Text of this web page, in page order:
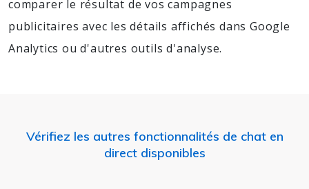
comparer le résultat de vos campagnes
publicitaires avec les détails affichés dans Google
Analytics ou d'autres outils d'analyse.
Vérifiez les autres fonctionnalités de chat en
direct disponibles